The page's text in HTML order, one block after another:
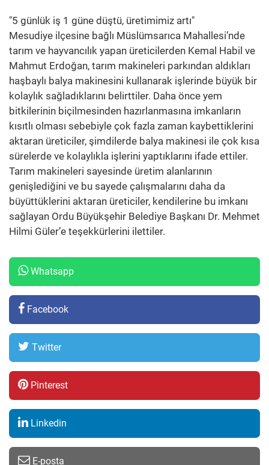
"5 günlük iş 1 güne düştü, üretimimiz artı"
Mesudiye ilçesine bağlı Müslümsarıca Mahallesi’nde
tarım ve hayvancılık yapan üreticilerden Kemal Habil ve
Mahmut Erdoğan, tarım makineleri parkından aldıkları
haşbaylı balya makinesini kullanarak işlerinde büyük bir
kolaylık sağladıklarını belirttiler. Daha önce yem
bitkilerinin biçilmesinden hazırlanmasına imkanların
kısıtlı olması sebebiyle çok fazla zaman kaybettiklerini
aktaran üreticiler, şimdilerde balya makinesi ile çok kısa
sürelerde ve kolaylıkla işlerini yaptıklarını ifade ettiler.
Tarım makineleri sayesinde üretim alanlarının
genişlediğini ve bu sayede çalışmalarını daha da
büyüttüklerini aktaran üreticiler, kendilerine bu imkanı
sağlayan Ordu Büyükşehir Belediye Başkanı Dr. Mehmet
Hilmi Güler’e teşekkürlerini ilettiler.
Whatsapp
Facebook
Twitter
Pinterest
Linkedin
E-posta